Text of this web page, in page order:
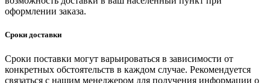
оформлении заказа.
Сроки доставки
Сроки поставки могут варьироваться в зависимости от
конкретных обстоятельств в каждом случае. Рекомендуется
связаться с нашим менеджером для получения информации о